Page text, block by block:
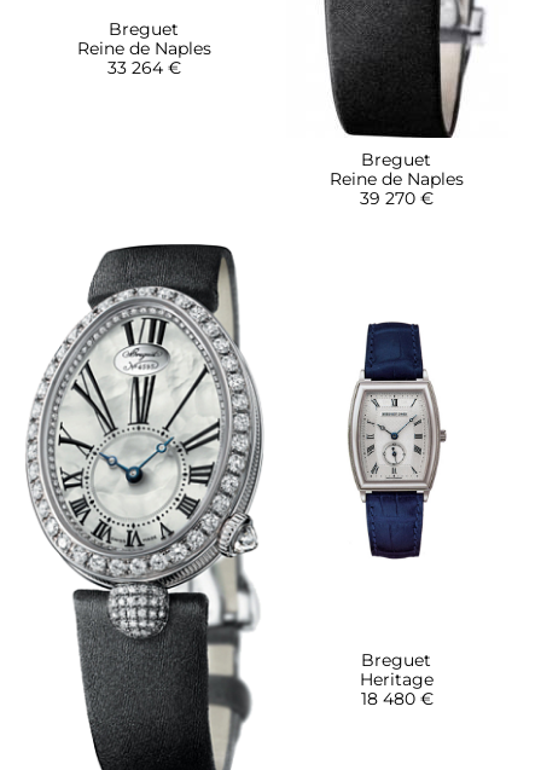
Breguet
Reine de Naples
33 264 €
Breguet
Reine de Naples
39 270 €
Breguet
Heritage
18 480 €